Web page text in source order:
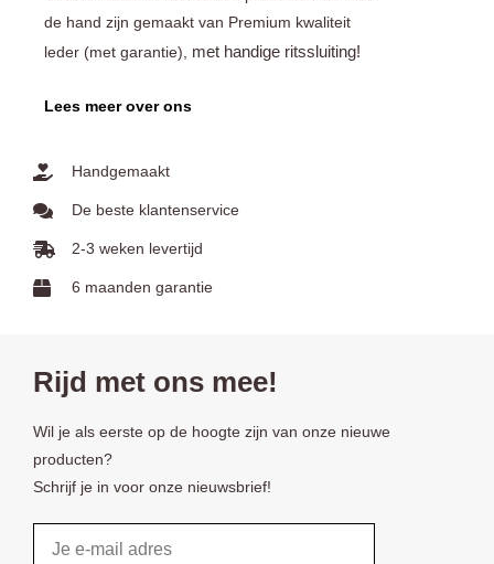
de hand zijn gemaakt van Premium kwaliteit
leder (met garantie), met handige ritssluiting!
Lees meer over ons
Handgemaakt
De beste klantenservice
2-3 weken levertijd
6 maanden garantie
Rijd met ons mee!
Wil je als eerste op de hoogte zijn van onze nieuwe
producten?
Schrijf je in voor onze nieuwsbrief!